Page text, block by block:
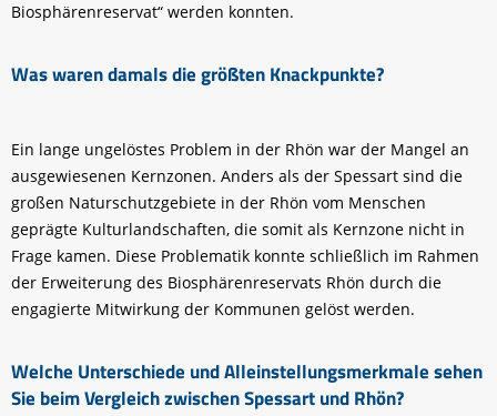
Biosphärenreservat“ werden konnten.
Was waren damals die größten Knackpunkte?
Ein lange ungelöstes Problem in der Rhön war der Mangel an
ausgewiesenen Kernzonen. Anders als der Spessart sind die
großen Naturschutzgebiete in der Rhön vom Menschen
geprägte Kulturlandschaften, die somit als Kernzone nicht in
Frage kamen. Diese Problematik konnte schließlich im Rahmen
der Erweiterung des Biosphärenreservats Rhön durch die
engagierte Mitwirkung der Kommunen gelöst werden.
Welche Unterschiede und Alleinstellungsmerkmale sehen
Sie beim Vergleich zwischen Spessart und Rhön?